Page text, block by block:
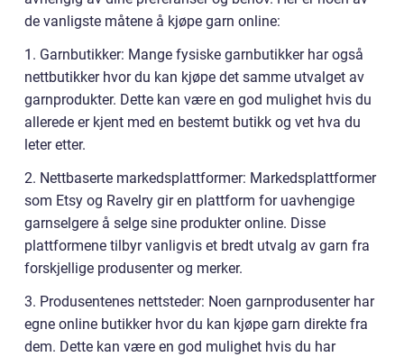
de vanligste måtene å kjøpe garn online:
1. Garnbutikker: Mange fysiske garnbutikker har også
nettbutikker hvor du kan kjøpe det samme utvalget av
garnprodukter. Dette kan være en god mulighet hvis du
allerede er kjent med en bestemt butikk og vet hva du
leter etter.
2. Nettbaserte markedsplattformer: Markedsplattformer
som Etsy og Ravelry gir en plattform for uavhengige
garnselgere å selge sine produkter online. Disse
plattformene tilbyr vanligvis et bredt utvalg av garn fra
forskjellige produsenter og merker.
3. Produsentenes nettsteder: Noen garnprodusenter har
egne online butikker hvor du kan kjøpe garn direkte fra
dem. Dette kan være en god mulighet hvis du har